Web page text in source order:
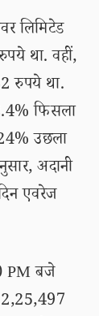
लिमिटेड
था. वहीं,
रुपये था.
फिसला
उछला
अदानी
एवरेज
PM बजे
2,25,497